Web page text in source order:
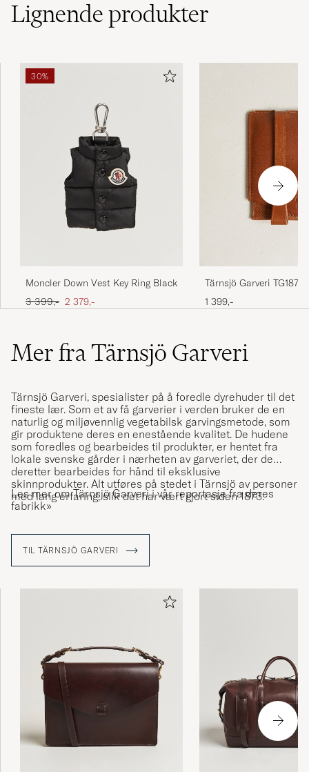
Lignendeprodukter
30%
Moncler Down Vest Key Ring Black
Ordinær pris
3 399,- Nedsatt pris
2 379,-
Tärnsjö Garveri TG1873
Cognac
1 399,-
Mer fra Tärnsjö Garveri
Tärnsjö Garveri, spesialister på å foredle dyrehuder til det
fineste lær. Som et av få garverier i verden bruker de en
naturlig og miljøvennlig vegetabilsk garvingsmetode, som
gir produktene deres en enestående kvalitet. De hudene
som foredles og bearbeides til produkter, er hentet fra
lokale svenske gårder i nærheten av garveriet, der de
deretter bearbeides for hånd til eksklusive
skinnprodukter. Alt utføres på stedet i Tärnsjö av personer
med lang erfaring, slik det har vært gjort siden 1873.
Les mer om Tärnsjö Garveri i vår reportasje fra deres
fabrikk»
TIL TÄRNSJÖ GARVERI